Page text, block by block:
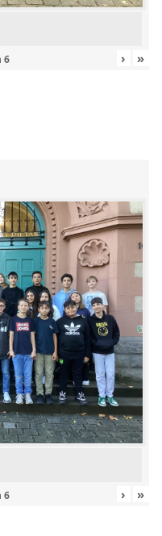
6 › »
6 › »